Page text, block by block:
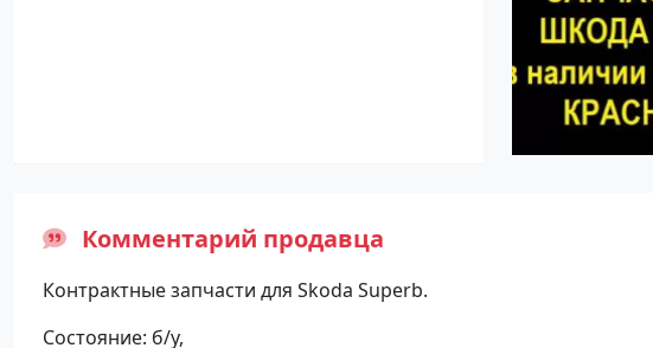
Комментарий продавца
Контрактные запчасти для Skoda Superb.
Состояние: б/у,